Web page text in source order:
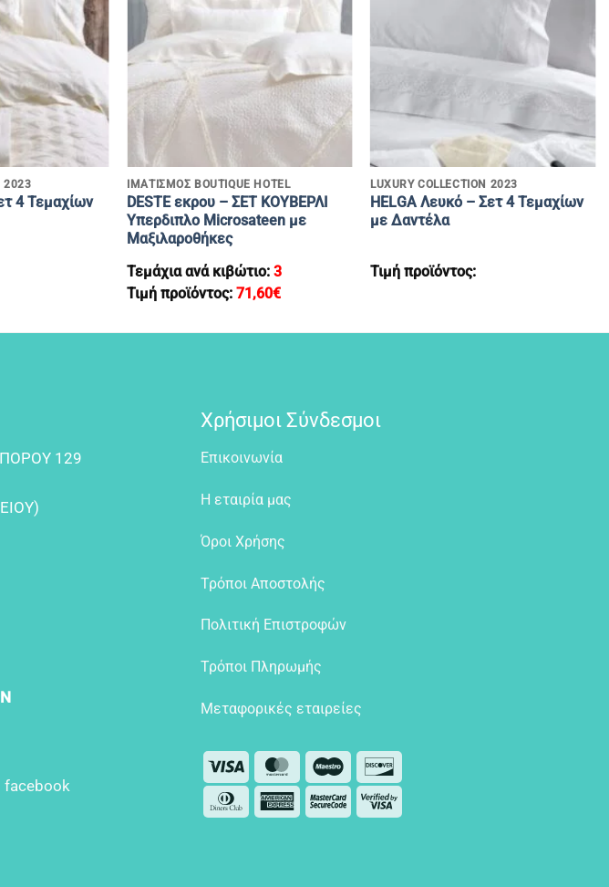
2023
4 Τεμαχίων
ΙΜΑΤΙΣΜΌΣ BOUTIQUE HOTEL
DESTE εκρου – ΣΕΤ KOYBEΡΛΙ
Υπερδιπλο Microsateen με
Μαξιλαροθήκες
Τεμάχια ανά κιβώτιο:3
Τιμή προϊόντος:71,60€
+
LUXURY COLLECTION 2023
HELGA Λευκό – Σετ 4 Τεμαχίων
με Δαντέλα
Τιμή προϊόντος:
129
facebook
Χρήσιμοι Σύνδεσμοι
Επικοινωνία
Η εταιρία μας
Όροι Χρήσης
Τρόποι Αποστολής
Πολιτική Επιστροφών
Τρόποι Πληρωμής
Μεταφορικές εταιρείες
Visa MasterCardMaestro
Dinners
Club
American
Express
MasterCard
2
Visa
2